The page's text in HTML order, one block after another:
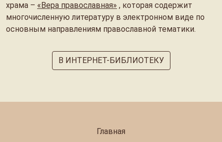
храма – «Вера православная» , которая содержит
многочисленную литературу в электронном виде по
основным направлениям православной тематики.
В ИНТЕРНЕТ-БИБЛИОТЕКУ
Главная